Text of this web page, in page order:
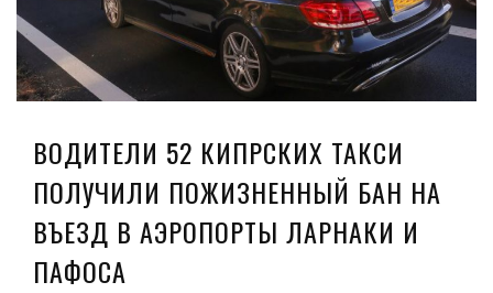
ВОДИТЕЛИ 52 КИПРСКИХ ТАКСИ
ПОЛУЧИЛИ ПОЖИЗНЕННЫЙ БАН НА
ВЪЕЗД В АЭРОПОРТЫ ЛАРНАКИ И
ПАФОСА